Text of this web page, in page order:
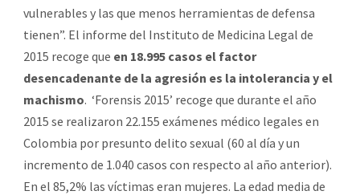
vulnerables y las que menos herramientas de defensa
tienen”. El informe del Instituto de Medicina Legal de
2015 recoge que en 18.995 casos el factor
desencadenante de la agresión es la intolerancia y el
machismo. ‘Forensis 2015’ recoge que durante el año
2015 se realizaron 22.155 exámenes médico legales en
Colombia por presunto delito sexual (60 al día y un
incremento de 1.040 casos con respecto al año anterior).
En el 85,2% las víctimas eran mujeres. La edad media de